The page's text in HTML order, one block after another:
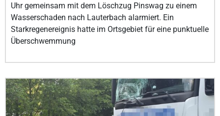
Uhr gemeinsam mit dem Löschzug Pinswag zu einem
Wasserschaden nach Lauterbach alarmiert. Ein
Starkregenereignis hatte im Ortsgebiet für eine punktuelle
Überschwemmung